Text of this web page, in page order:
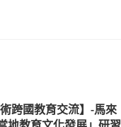
跨國教育交流】-馬來